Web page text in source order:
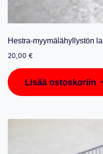
Hestra-myymälähyllystön
20,00 €
Lisää ostoskoriin